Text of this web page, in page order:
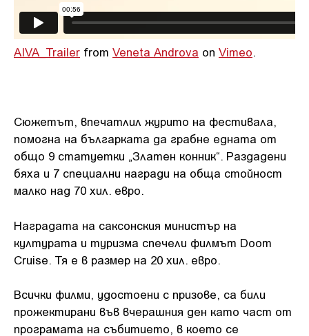
AIVA_Trailer from Veneta Androva on Vimeo.
Сюжетът, впечатлил журито на фестивала,
помогна на българката да грабне едната от
общо 9 статуетки „Златен конник“. Раздадени
бяха и 7 специални награди на обща стойност
малко над 70 хил. евро.
Наградата на саксонския министър на
културата и туризма спечели филмът Doom
Cruise. Тя е в размер на 20 хил. евро.
Всички филми, удостоени с призове, са били
прожектирани във вчерашния ден като част от
програмата на събитието, в което се